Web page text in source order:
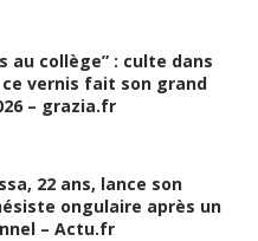
au collège” : culte dans
ce vernis fait son grand
– grazia.fr
22 ans, lance son
ongulaire après un
– Actu.fr